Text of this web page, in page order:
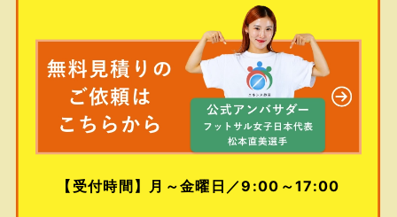
【受付時間】月～金曜日／9:00～17:00